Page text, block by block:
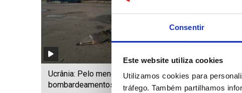
Consentir
Este website utiliza cookies
Utilizamos cookies para
tráfego. Também partilhamos
Ucrânia: Pelo menos 15 mortos em
bombardeamentos russos de Kiev
Guatemala
vulcão do